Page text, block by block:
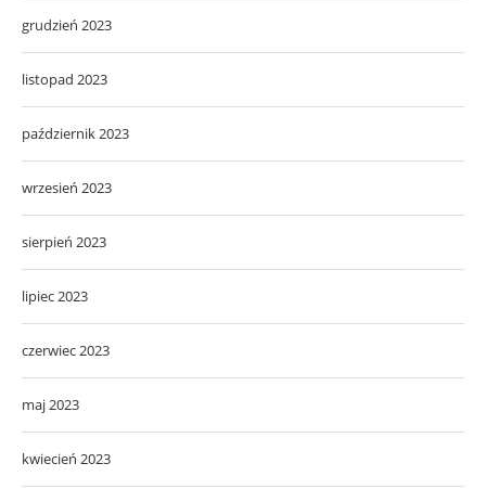
grudzień 2023
listopad 2023
październik 2023
wrzesień 2023
sierpień 2023
lipiec 2023
czerwiec 2023
maj 2023
kwiecień 2023